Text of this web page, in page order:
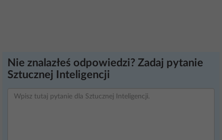
Nie znalazłeś odpowiedzi? Zadaj pytanie
Sztucznej Inteligencji